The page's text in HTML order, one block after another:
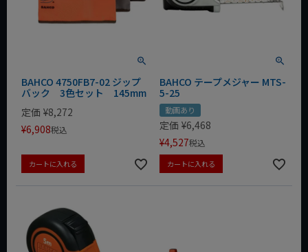
BAHCO 4750FB7-02 ジップ
バック 3色セット 145mm
定価 ¥8,272
¥6,908税込
カートに入れる
BAHCO テープメジャー MTS-
5-25
動画あり
定価 ¥6,468
¥4,527税込
カートに入れる